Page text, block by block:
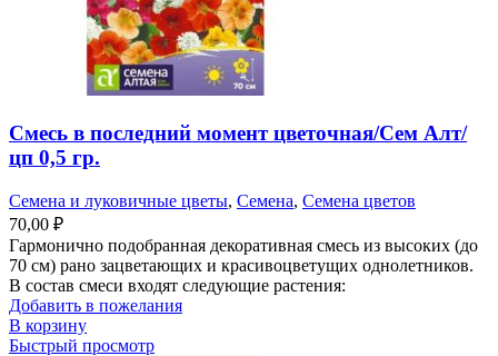
Смесь в последний момент цветочная/Сем Алт/
цп 0,5 гр.
Семена и луковичные цветы, Семена, Семена цветов
70,00 ₽
Гармонично подобранная декоративная смесь из высоких (до
70 см) рано зацветающих и красивоцветущих однолетников.
В состав смеси входят следующие растения:
Добавить в пожелания
В корзину
Быстрый просмотр